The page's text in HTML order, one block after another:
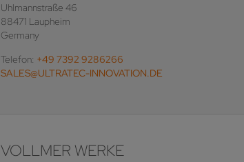
Uhlmannstraße 46
88471 Laupheim
Germany
Telefon: +49 7392 9286266
SALES@ULTRATEC-INNOVATION.DE
VOLLMER WERKE